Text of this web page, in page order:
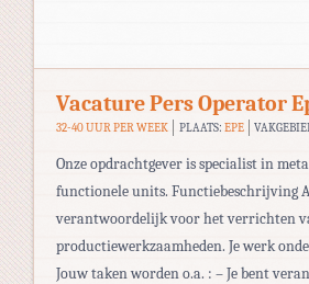
Vacature Pers Operator
32-40 UUR PER WEEK PLAATS: EPE
Onze opdrachtgever is specialist in
functionele units. Functiebeschrijving
verantwoordelijk voor het verrichten
productiewerkzaamheden. Je werk
Jouw taken worden o.a. : – Je bent